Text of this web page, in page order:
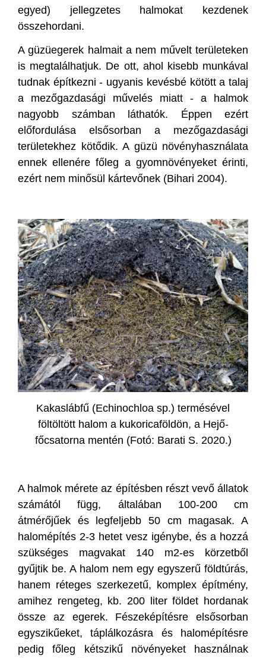
egyed) jellegzetes halmokat kezdenek
összehordani.
A güzüegerek halmait a nem művelt területeken
is megtalálhatjuk. De ott, ahol kisebb munkával
tudnak építkezni - ugyanis kevésbé kötött a talaj
a mezőgazdasági művelés miatt - a halmok
nagyobb számban láthatók. Éppen ezért
előfordulása elsősorban a mezőgazdasági
területekhez kötődik. A güzü növényhasználata
ennek ellenére főleg a gyomnövényeket érinti,
ezért nem minősül kártevőnek (Bihari 2004).
Kakaslábfű (Echinochloa sp.) termésével
föltöltött halom a kukoricaföldön, a Hejő-
főcsatorna mentén (Fotó: Barati S. 2020.)
A halmok mérete az építésben részt vevő állatok
számától függ, általában 100-200 cm
átmérőjűek és legfeljebb 50 cm magasak. A
halomépítés 2-3 hetet vesz igénybe, és a hozzá
szükséges magvakat 140 m2-es körzetből
gyűjtik be. A halom nem egy egyszerű földtúrás,
hanem réteges szerkezetű, komplex építmény,
amihez rengeteg, kb. 200 liter földet hordanak
össze az egerek. Fészeképítésre elsősorban
egyszikűeket, táplálkozásra és halomépítésre
pedig főleg kétszikű növényeket használnak